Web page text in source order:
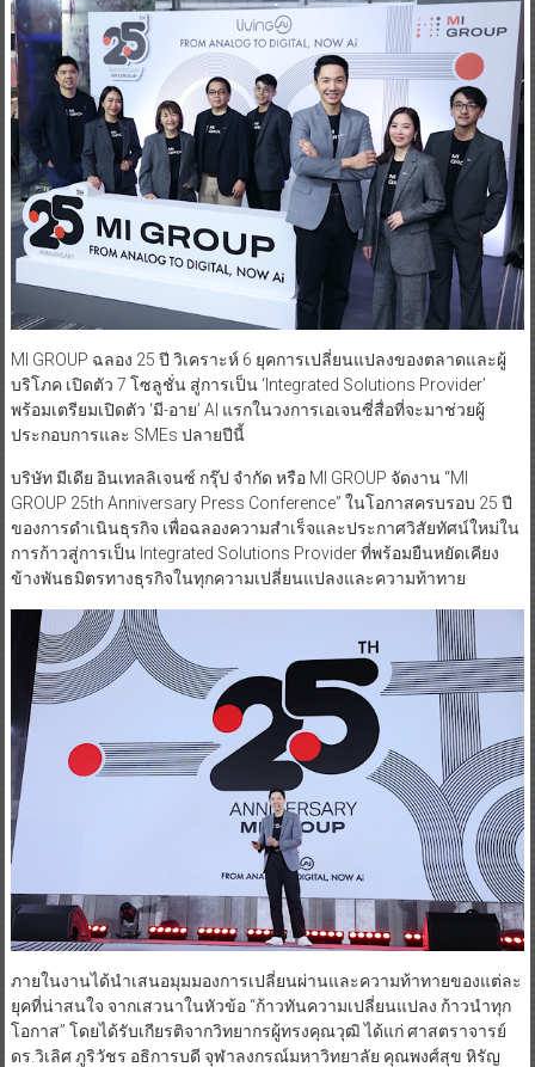
MI GROUP ฉลอง 25 ปี วิเคราะห์ 6 ยุคการเปลี่ยนแปลงของตลาดและผู้
บริโภค เปิดตัว 7 โซลูชั่น สู่การเป็น ‘Integrated Solutions Provider’
พร้อมเตรียมเปิดตัว ‘มี-อาย’ AI แรกในวงการเอเจนซี่สื่อที่จะมาช่วยผู้
ประกอบการและ SMEs ปลายปีนี้
บริษัท มีเดีย อินเทลลิเจนซ์ กรุ๊ป จำกัด หรือ MI GROUP จัดงาน “MI
GROUP 25th Anniversary Press Conference” ในโอกาสครบรอบ 25 ปี
ของการดำเนินธุรกิจ เพื่อฉลองความสำเร็จและประกาศวิสัยทัศน์ใหม่ใน
การก้าวสู่การเป็น Integrated Solutions Provider ที่พร้อมยืนหยัดเคียง
ข้างพันธมิตรทางธุรกิจในทุกความเปลี่ยนแปลงและความท้าทาย
ภายในงานได้นำเสนอมุมมองการเปลี่ยนผ่านและความท้าทายของแต่ละ
ยุคที่น่าสนใจ จากเสวนาในหัวข้อ “ก้าวทันความเปลี่ยนแปลง ก้าวนำทุก
โอกาส” โดยได้รับเกียรติจากวิทยากรผู้ทรงคุณวุฒิ ได้แก่ ศาสตราจารย์
ดร.วิเลิศ ภูริวัชร อธิการบดี จุฬาลงกรณ์มหาวิทยาลัย คุณพงศ์สุข หิรัญ